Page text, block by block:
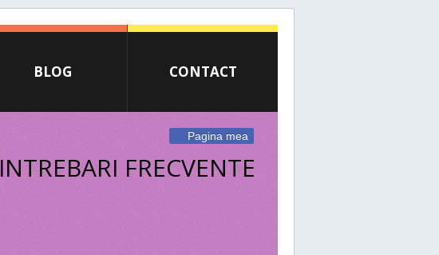
BLOG CONTACT
INTREBARI FRECVENTE
Pagina mea